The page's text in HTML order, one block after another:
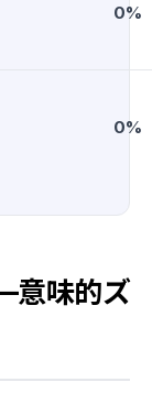
0%
0%
意味的ズ